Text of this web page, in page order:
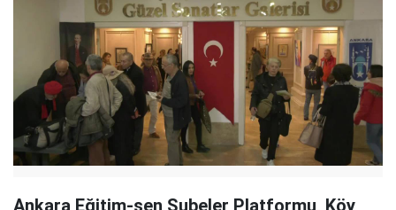
Ankara Eğitim-sen Şubeler Platformu, Köy